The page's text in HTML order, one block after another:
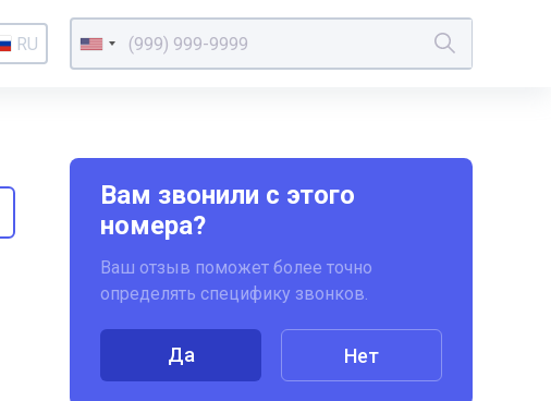
RU
Вам звонили с этого
номера?
Ваш отзыв поможет более точно
определять специфику звонков.
Да Нет